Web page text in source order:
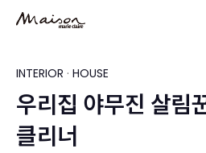
content
INTERIOR · HOUSE
우리집 야무진 살림
클리너